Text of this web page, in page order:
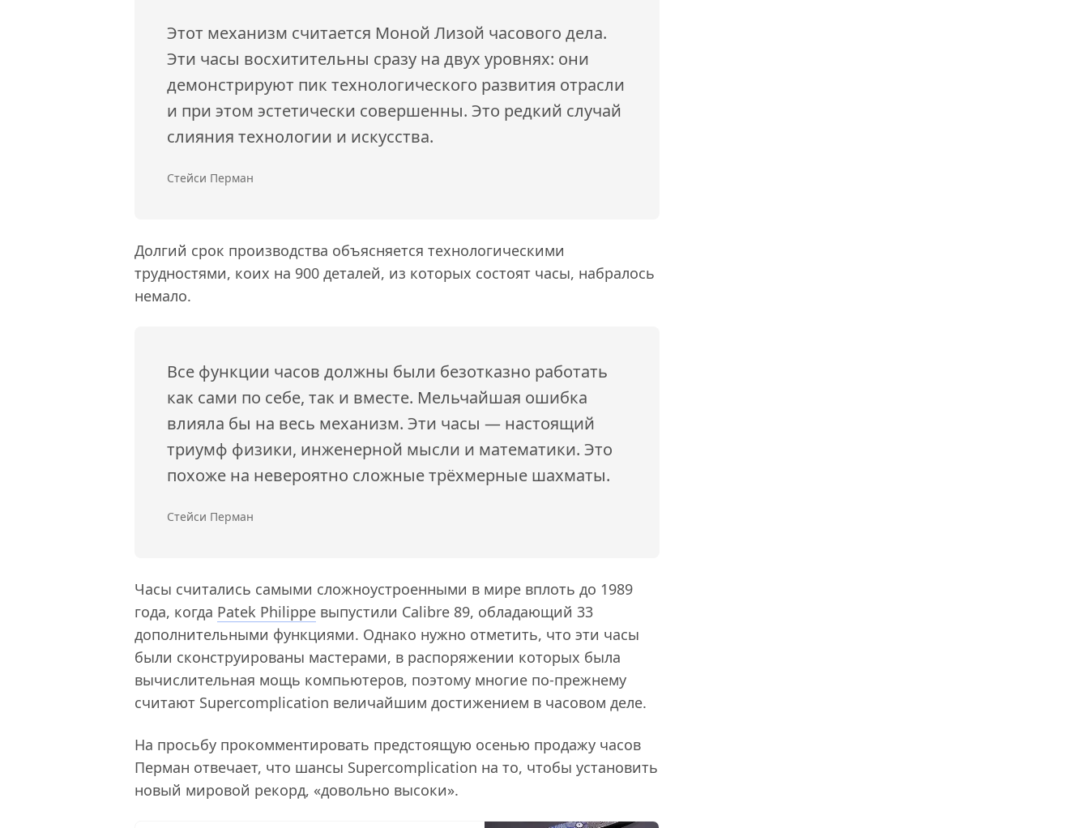
Этот механизм считается Моной Лизой часового дела.
Эти часы восхитительны сразу на двух уровнях: они
демонстрируют пик технологического развития отрасли
и при этом эстетически совершенны. Это редкий случай
слияния технологии и искусства.
Стейси Перман
Долгий срок производства объясняется технологическими
трудностями, коих на 900 деталей, из которых состоят часы, набралось
немало.
Все функции часов должны были безотказно работать
как сами по себе, так и вместе. Мельчайшая ошибка
влияла бы на весь механизм. Эти часы — настоящий
триумф физики, инженерной мысли и математики. Это
похоже на невероятно сложные трёхмерные шахматы.
Стейси Перман
Часы считались самыми сложноустроенными в мире вплоть до 1989
года, когда Patek Philippe выпустили Calibre 89, обладающий 33
дополнительными функциями. Однако нужно отметить, что эти часы
были сконструированы мастерами, в распоряжении которых была
вычислительная мощь компьютеров, поэтому многие по-прежнему
считают Supercomplication величайшим достижением в часовом деле.
На просьбу прокомментировать предстоящую осенью продажу часов
Перман отвечает, что шансы Supercomplication на то, чтобы установить
новый мировой рекорд, «довольно высоки».